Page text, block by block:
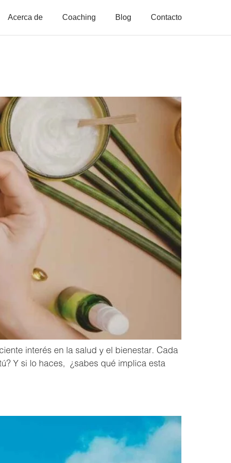
Acerca de Coaching Blog Contacto
interés en la salud y el bienestar. Cada
Y si lo haces, ¿sabes qué implica esta